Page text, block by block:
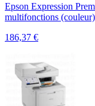
Epson Expression
multifonctions (couleur)
186,37 €